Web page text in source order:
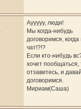
Аууууу, люди!
Мы когда-нибудь
договоримся,
чат!?!?
Если кто-нибудь
хочет пообщаться,
отзавитесь, и
договоримся.
Мириам(Саша)